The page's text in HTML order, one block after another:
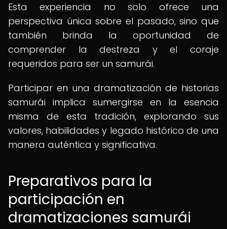
Esta experiencia no solo ofrece una
perspectiva única sobre el pasado, sino que
también brinda la oportunidad de
comprender la destreza y el coraje
requeridos para ser un samurái.
Participar en una dramatización de historias
samurái implica sumergirse en la esencia
misma de esta tradición, explorando sus
valores, habilidades y legado histórico de una
manera auténtica y significativa.
Preparativos para la
participación en
dramatizaciones samurái